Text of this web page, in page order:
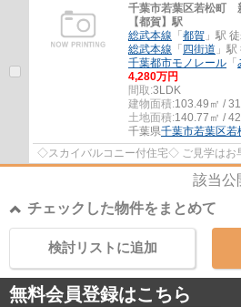
千葉市若葉区若松町
【都賀】駅
総武本線 「 都賀 」駅
総武本線 「 四街道 」
千葉都市モノレール 「
4,280万円
間取:3LDK
建物面積:103.49㎡ /
土地面積:140.77㎡ /
千葉県千葉市若葉区若
◇スカイバルコニー付住宅◇ ご見学はお
該当公
チェックした物件をまとめて
検討リストに追加
無料会員登録はこちら